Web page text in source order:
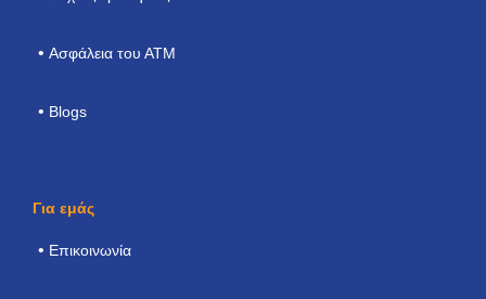
Ασφάλεια του ΑΤΜ
Blogs
Για εμάς
Επικοινωνία